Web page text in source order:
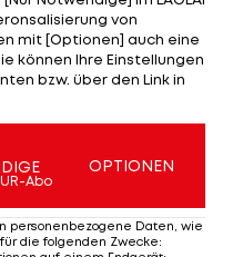
er mit Bronze im
seine einzige WM-
Top-15.Die Männer
>>>
von
mit [Optionen] auch eine
können Ihre Einstellungen
bzw. über den Link in
Abo
OPTIONEN
personenbezogene Daten, wie
die folgenden Zwecke: